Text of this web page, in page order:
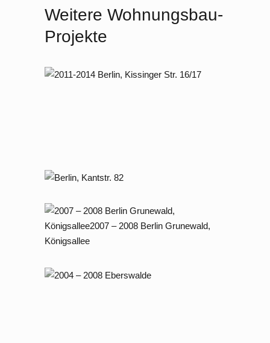
Weitere Wohnungsbau-
Projekte
2011 – 2014 Berlin, Kissinger
2018 – 2022 Berlin, Kantstraße 82
2007 – 2008 Berlin Grunewald,
Königsallee
2004 – 2008 Eberswalde